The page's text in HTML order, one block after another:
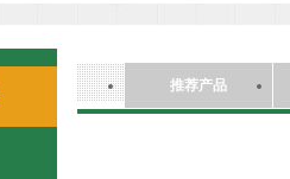
推荐产品